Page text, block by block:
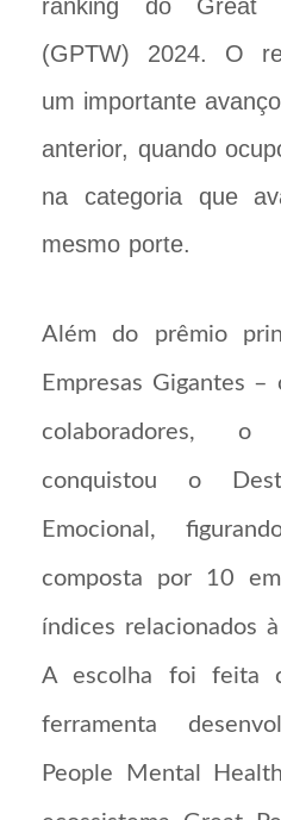
ranking do Great
(GPTW) 2024. O
um importante
anterior, quando
na categoria que
mesmo porte.
Além do prêmio
Empresas Gigantes
colaboradores, o
conquistou o
Emocional,
composta por 10
índices relacionados
A escolha foi feita
ferramenta
People Mental